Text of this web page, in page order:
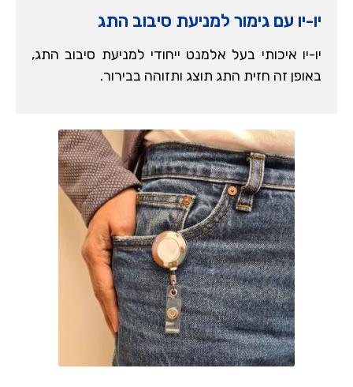
יו-יו עם גימור למניעת סיבוב התג
יו-יו איכותי בעל אלמנט ייחודי למניעת סיבוב התג,
באופן זה חזית התג תוצג ותזוהה בבירור.